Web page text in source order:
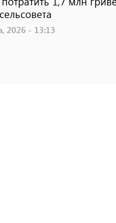
2026 - 13:13